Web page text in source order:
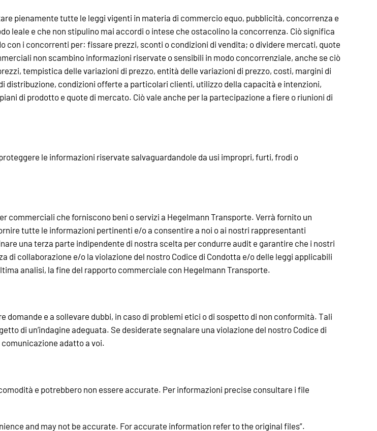
pienamente tutte le leggi vigenti in materia di commercio equo, pubblicità, concorrenza e
leale e che non stipulino mai accordi o intese che ostacolino la concorrenza. Ciò significa
con i concorrenti per: fissare prezzi, sconti o condizioni di vendita; o dividere mercati, quote
non scambino informazioni riservate o sensibili in modo concorrenziale, anche se ciò
tempistica delle variazioni di prezzo, entità delle variazioni di prezzo, costi, margini di
condizioni offerte a particolari clienti, utilizzo della capacità e intenzioni,
di prodotto e quote di mercato. Ciò vale anche per la partecipazione a fiere o riunioni di
le informazioni riservate salvaguardandole da usi impropri, furti, frodi o
commerciali che forniscono beni o servizi a Hegelmann Transporte. Verrà fornito un
tutte le informazioni pertinenti e/o a consentire a noi o ai nostri rappresentanti
una terza parte indipendente di nostra scelta per condurre audit e garantire che i nostri
collaborazione e/o la violazione del nostro Codice di Condotta e/o delle leggi applicabili
analisi, la fine del rapporto commerciale con Hegelmann Transporte.
e a sollevare dubbi, in caso di problemi etici o di sospetto di non conformità. Tali
di un’indagine adeguata. Se desiderate segnalare una violazione del nostro Codice di
adatto a voi.
e potrebbero non essere accurate. Per informazioni precise consultare i file
and may not be accurate. For accurate information refer to the original files”.